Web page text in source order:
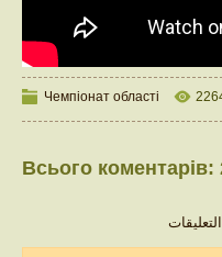
Чемпіонат області
Всього коментарів: